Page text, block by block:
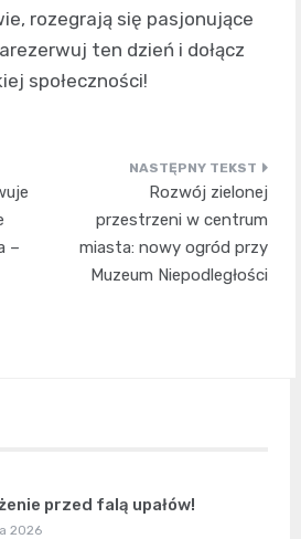
rozegrają się pasjonujące
ten dzień i dołącz
społeczności!
–
Rozwój zielonej
przestrzeni w centrum
miasta: nowy ogród przy
Muzeum Niepodległości
przed falą upałów!
2026